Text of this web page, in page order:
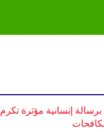
إنسانية مؤثرة تكرم